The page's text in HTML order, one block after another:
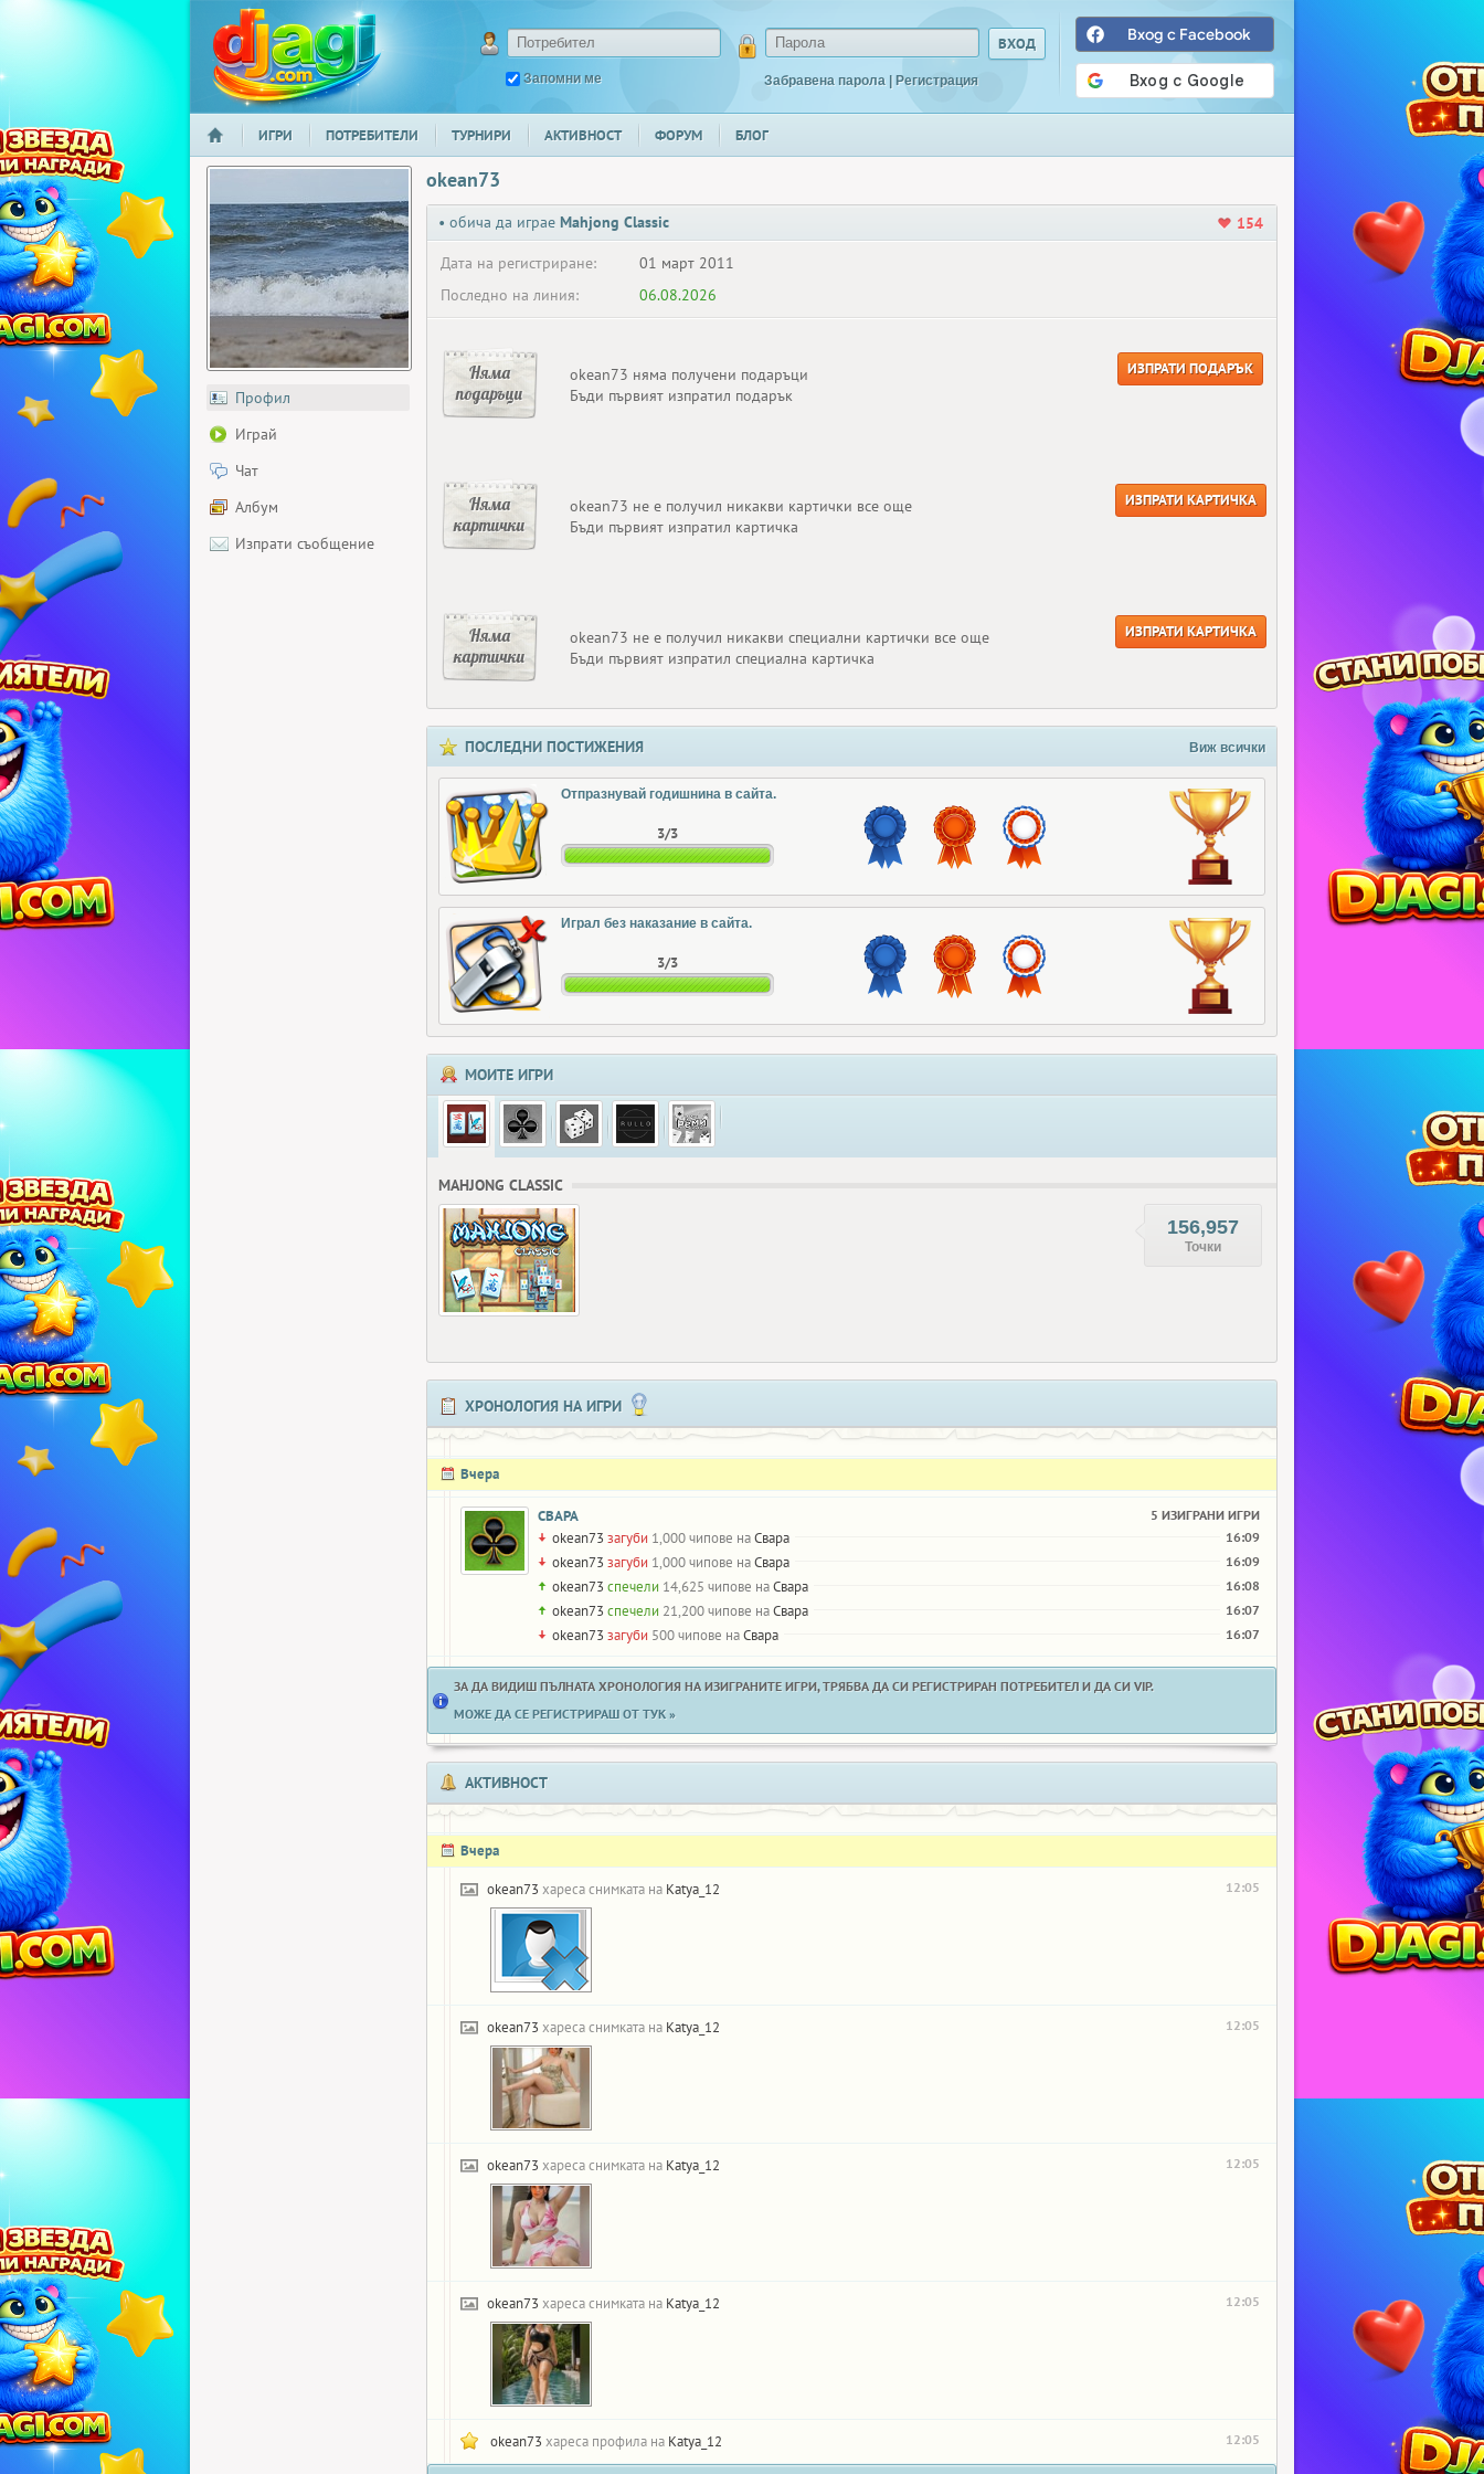
djagi.com
Запомни ме Забравена парола | Регистрация
Вход с Facebook
НАЧАЛО
ИГРИ ПОТРЕБИТЕЛИ ТУРНИРИ АКТИВНОСТ ФОРУМ БЛОГ
Профил
Играй
Чат
Албум
Изпрати съобщение
okean73
• обича да играе Mahjong Classic
154
Дата на регистриране:
01 март 2011
Последно на линия:
06.08.2026
Няма
подаръци
okean73 няма получени подаръци
Бъди първият изпратил подарък
ИЗПРАТИ ПОДАРЪК
Няма
картички
okean73 не е получил никакви картички все още
Бъди първият изпратил картичка
ИЗПРАТИ КАРТИЧКА
Няма
картички
okean73 не е получил никакви специални картички все още
Бъди първият изпратил специална картичка
ИЗПРАТИ КАРТИЧКА
ПОСЛЕДНИ ПОСТИЖЕНИЯ Виж всички
Отпразнувай годишнина в сайта.
3/3
Играл без наказание в сайта.
3/3
МОИТЕ ИГРИ
MAHJONG CLASSIC
156,957
Точки
ХРОНОЛОГИЯ НА ИГРИ
Вчера
СВАРА 5 ИЗИГРАНИ ИГРИ
okean73 загуби 1,000 чипове наСвара 16:09
okean73 загуби 1,000 чипове наСвара 16:09
okean73 спечели 14,625 чипове наСвара 16:08
okean73 спечели 21,200 чипове наСвара 16:07
okean73 загуби 500 чипове наСвара 16:07
ЗА ДА ВИДИШ ПЪЛНАТА ХРОНОЛОГИЯ НА ИЗИГРАНИТЕ ИГРИ, ТРЯБВА ДА СИ РЕГИСТРИРАН ПОТРЕБИТЕЛ И ДА СИ VIP.
МОЖЕ ДА СЕ РЕГИСТРИРАШ ОТ ТУК »
АКТИВНОСТ
Вчера
okean73 хареса снимката на Katya_12 12:05
okean73 хареса снимката на Katya_12 12:05
okean73 хареса снимката на Katya_12 12:05
okean73 хареса снимката на Katya_12 12:05
okean73 хареса профила на Katya_12 12:05